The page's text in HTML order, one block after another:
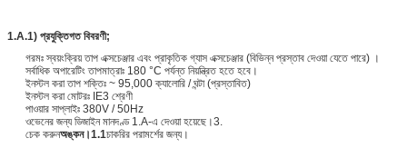
1.A.1) প্রযুক্তিগত বিবরণী;
গরমঃ স্বয়ংক্রিয় তাপ এক্সচেঞ্জার এবং প্রাকৃতিক গ্যাস এক্সচেঞ্জার (বিভিন্ন প্রস্তাব দেওয়া যেতে পারে) ।
সর্বাধিক অপারেটিং তাপমাত্রাঃ 180 °C পর্যন্ত নিয়ন্ত্রিত হতে হবে।
ইনস্টল করা তাপ শক্তিঃ ~ 95,000 ক্যালোরি / ঘন্টা (প্রস্তাবিত)
ইনস্টল করা মোটরঃ IE3 শ্রেণী
পাওয়ার সাপ্লাইঃ 380V / 50Hz
ওভেনের জন্য ডিজাইন মানদণ্ড 1.A-এ দেওয়া হয়েছে।3.
চেক করুনঅঙ্কন।1.1চাকরির পরামর্শের জন্য।